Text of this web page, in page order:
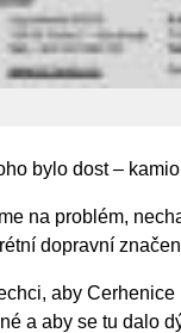
bylo dost –
na problém,
dopravní
aby
a aby se tu dalo